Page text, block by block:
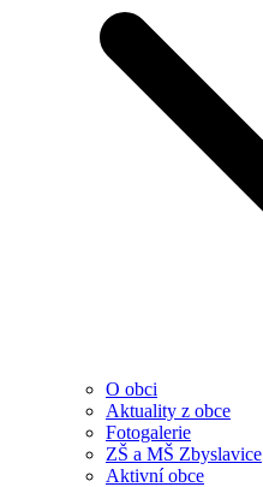
O obci
Aktuality z obce
Fotogalerie
ZŠ a MŠ Zbyslavice
Aktivní obce